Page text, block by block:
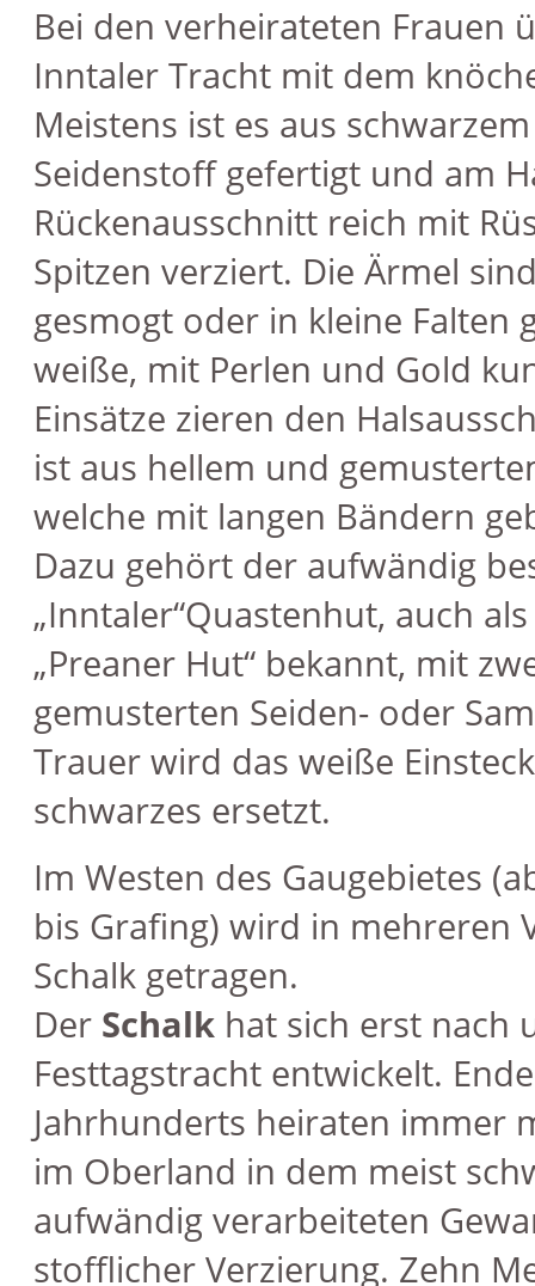
Bei den verheirateten Frauen
Inntaler Tracht mit dem
Meistens ist es aus
Seidenstoff gefertigt und am
Rückenausschnitt reich mit
Spitzen verziert. Die Ärmel
gesmogt oder in kleine Falten
weiße, mit Perlen und Gold
Einsätze zieren den
ist aus hellem und
welche mit langen Bändern
Dazu gehört der aufwändig
„Inntaler“Quastenhut, auch
„Preaner Hut“ bekannt, mit
gemusterten Seiden- oder
Trauer wird das weiße
schwarzes ersetzt.
Im Westen des Gaugebietes
bis Grafing) wird in mehreren
Schalk getragen.
Der Schalkhat sich erst nach
Festtagstracht entwickelt.
Jahrhunderts heiraten immer
im Oberland in dem meist
aufwändig verarbeiteten
stofflicher Verzierung. Zehn